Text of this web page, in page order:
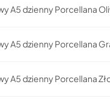
A5 dzienny Porcellana
A5 dzienny Porcellana
A5 dzienny Porcellana